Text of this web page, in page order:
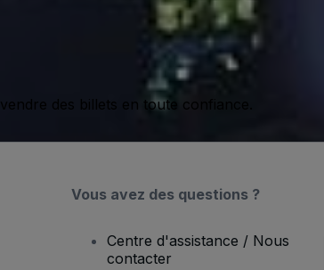
des billets en toute confiance.
Vous avez des questions ?
Centre d'assistance / Nous
contacter